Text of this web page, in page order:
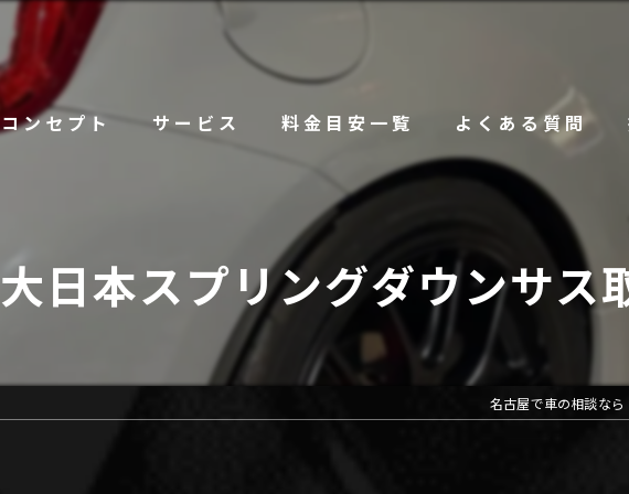
コンセプト サービス 料金目安一覧 よくある質問
大日本スプリングダウンサス
名古屋で車の相談なら